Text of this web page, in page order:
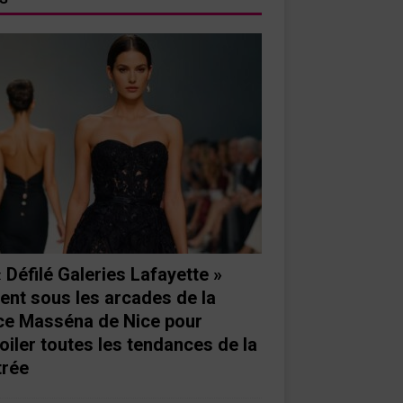
Défilé Galeries Lafayette »
sous les arcades de la
Masséna de Nice pour
toutes les tendances de la